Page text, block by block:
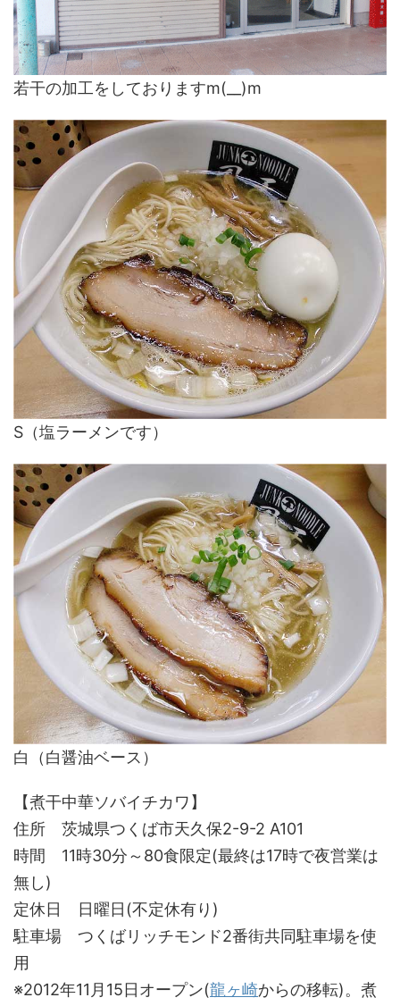
若干の加工をしておりますm(__)m
S（塩ラーメンです）
白（白醤油ベース）
【煮干中華ソバイチカワ】
住所 茨城県つくば市天久保2-9-2 A101
時間 11時30分～80食限定(最終は17時で夜営業は
無し)
定休日 日曜日(不定休有り)
駐車場 つくばリッチモンド2番街共同駐車場を使
用
※2012年11月15日オープン(龍ヶ崎からの移転)。煮